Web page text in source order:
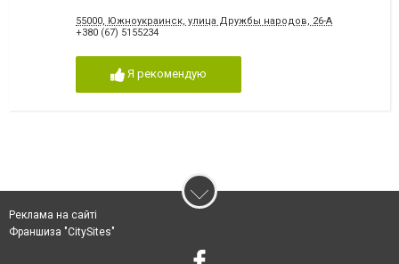
55000, Южноукраинск, улица Дружбы народов, 26-А
+380 (67) 5155234
Я рекомендую
Реклама на сайті
Франшиза "CitySites"